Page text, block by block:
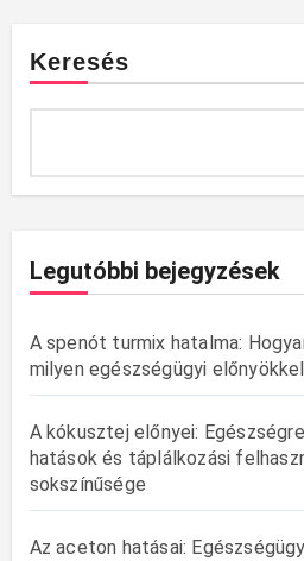
Keresés
Legutóbbi bejegyzések
A spenót turmix hatalma:
milyen egészségügyi
A kókusztej előnyei:
hatások és táplálkozási
sokszínűsége
Az aceton hatásai: